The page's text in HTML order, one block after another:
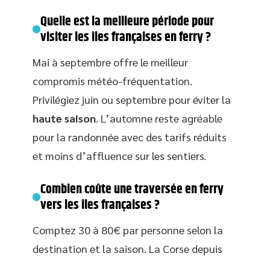
Quelle est la meilleure période pour
visiter les îles françaises en ferry ?
Mai à septembre offre le meilleur
compromis météo-fréquentation.
Privilégiez juin ou septembre pour éviter la
haute saison. L’automne reste agréable
pour la randonnée avec des tarifs réduits
et moins d’affluence sur les sentiers.
Combien coûte une traversée en ferry
vers les îles françaises ?
Comptez 30 à 80€ par personne selon la
destination et la saison. La Corse depuis